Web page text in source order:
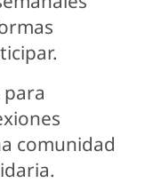
comunidad